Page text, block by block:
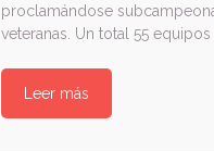
proclamándose
veteranas. Un total 55 equipos
Leer más